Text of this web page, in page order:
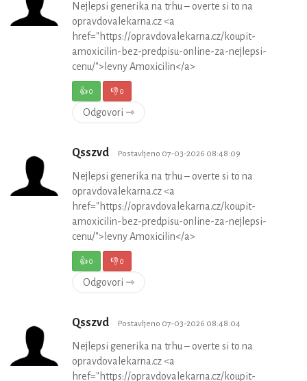
Nejlepsi generika na trhu – overte si to na
opravdovalekarna.cz <a
href="https://opravdovalekarna.cz/koupit-
amoxicilin-bez-predpisu-online-za-nejlepsi-
cenu/">levny Amoxicilin</a>
👍0 👎0
Odgovori ⇾
Qsszvd Postavljeno 07-03-2026 08:48:09
Nejlepsi generika na trhu – overte si to na
opravdovalekarna.cz <a
href="https://opravdovalekarna.cz/koupit-
amoxicilin-bez-predpisu-online-za-nejlepsi-
cenu/">levny Amoxicilin</a>
👍0 👎0
Odgovori ⇾
Qsszvd Postavljeno 07-03-2026 08:48:04
Nejlepsi generika na trhu – overte si to na
opravdovalekarna.cz <a
href="https://opravdovalekarna.cz/koupit-